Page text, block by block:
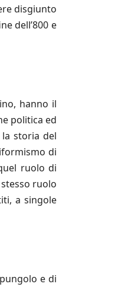
disgiunto
dell’800 e
hanno il
politica ed
storia del
di
ruolo di
ruolo
a singole
e di